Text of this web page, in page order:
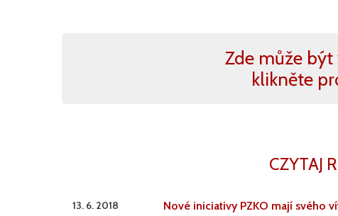
Zde může být
klikněte
CZYTAJ
13. 6. 2018 Nové iniciativy PZKO mají svého